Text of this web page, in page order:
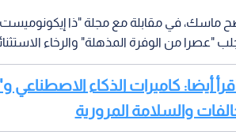
"عصرا من الوفرة المذهلة" والرخاء
أيضا: كاميرات الذكاء
والسلامة المرورية